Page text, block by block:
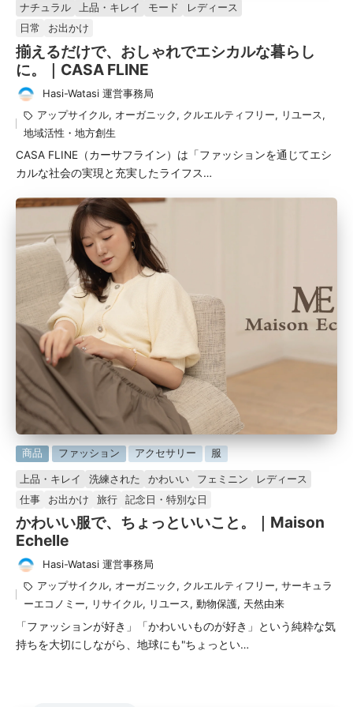
載
済
み
ナチュラル 上品・キレイ モード
レディース
日常
お出かけ
揃えるだけで、おしゃれでエシカルな暮らし
に。｜CASA FLINE
投
稿
者
Hasi-Watasi 運営事務局
タ
グ：
アップサイクル, オーガニック, クルエルティフリー, リユース,
地域活性・地方創生
CASA FLINE（カーサフライン）は「ファッションを通じてエシ
カルな社会の実現と充実したライフス…
に
載
済
み
商品 ファッション アクセサリー 服
上品・キレイ 洗練された かわいい フェミニン
レディース
仕事
お出かけ 旅行 記念日・特別な日
かわいい服で、ちょっといいこと。｜Maison
Echelle
投
稿
Hasi-Watasi 運営事務局
タ
グ：
アップサイクル, オーガニック, クルエルティフリー,サーキュラ
ーエコノミー, リサイクル, リユース, 動物保護, 天然由来
「ファッションが好き」「かわいいものが好き」という純粋な気
持ちを大切にしながら、地球にも"ちょっとい…